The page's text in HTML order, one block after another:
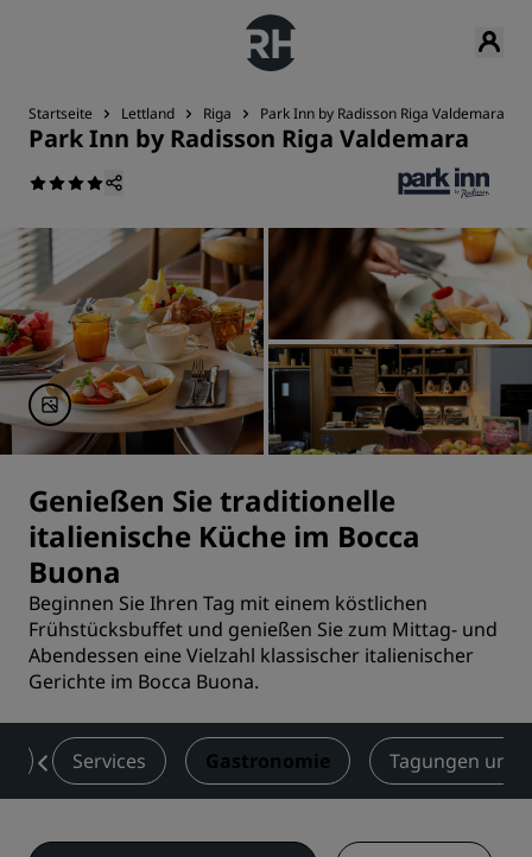
Startseite Lettland Riga Park Inn by Radisson Riga Valdemara
Park Inn by Radisson Riga Valdemara
Genießen Sie traditionelle
italienische Küche im Bocca
Buona
Beginnen Sie Ihren Tag mit einem köstlichen
Frühstücksbuffet und genießen Sie zum Mittag- und
Abendessen eine Vielzahl klassischer italienischer
Gerichte im Bocca Buona.
Services Gastronomie Tagungen und